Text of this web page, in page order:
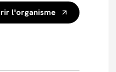
l'organisme